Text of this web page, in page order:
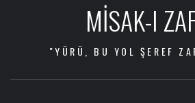
MISAK-I
"YÜRÜ, BU YOL ŞEREF